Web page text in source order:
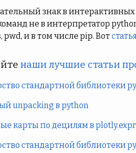
знак в
не в интерпретатор
pwd, и в том числе pip. Вот
наши лучшие статьи
стандартной библиотеки
unpacking в python
карты по децилям в
стандартной библиотеки